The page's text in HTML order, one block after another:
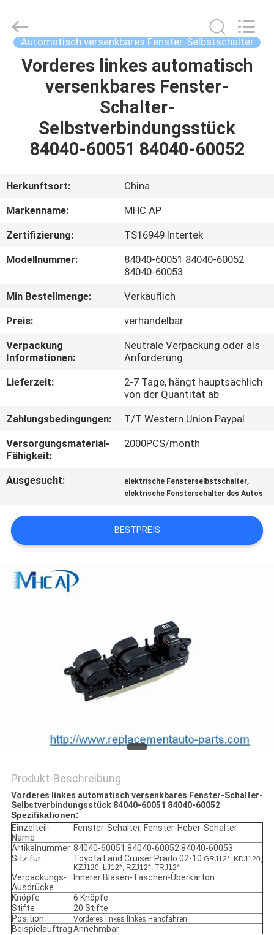
HEIM
ÜBER
FABRIK-
QUALITÄTSKONTROLLE
KONTAKTIERE
UNS
FORDERN
SIE
ZITAT
SITEMAP
POLICY
Parts
Limited.
Rights Automatisch versenkbares Fenster-Selbstschalter
Vorderes linkes automatisch
versenkbares Fenster-
Schalter-
Selbstverbindungsstück
84040-60051 84040-60052
Herkunftsort:
China
Markenname:
MHC AP
Zertifizierung:
TS16949 Intertek
Modellnummer:
84040-60051 84040-60052
84040-60053
Min Bestellmenge:
Verkäuflich
Preis:
verhandelbar
Verpackung
Informationen:
Neutrale Verpackung oder als
Anforderung
Lieferzeit:
2-7 Tage, hängt hauptsächlich
von der Quantität ab
Zahlungsbedingungen:
T/T Western Union Paypal
Versorgungsmaterial-
Fähigkeit:
2000PCS/month
Ausgesucht: elektrische Fensterselbstschalter,
elektrische Fensterschalter des Autos
BESTPREIS
Produkt-Beschreibung
Vorderes linkes automatisch versenkbares Fenster-Schalter-
Selbstverbindungsstück 84040-60051 84040-60052
Spezifikationen:
Einzelteil-
Name
Fenster-Schalter, Fenster-Heber-Schalter
Artikelnummer 84040-60051 84040-60052 84040-60053
Sitz für
Toyota Land Cruiser Prado 02-10 GRJ12*, KDJ120,
KZJ120, LJ12*, RZJ12*, TRJ12*
Verpackungs-
Ausdrücke
Innerer Blasen-Taschen-Überkarton
Knöpfe
6 Knöpfe
Stifte
20 Stifte
Position
Vorderes linkes linkes Handfahren
BeispielauftragAnnehmbar